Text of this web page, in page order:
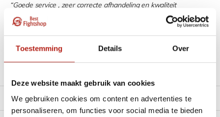
Toestemming Details Over
Deze website maakt gebruik van cookies
We gebruiken cookies om content en advertenties te
personaliseren, om functies voor social media te bieden
“Goede service , zeer correcte afhandeling en kwaliteit
materiaal.”
Beschikbaar in de volgende varianten:
Product tags